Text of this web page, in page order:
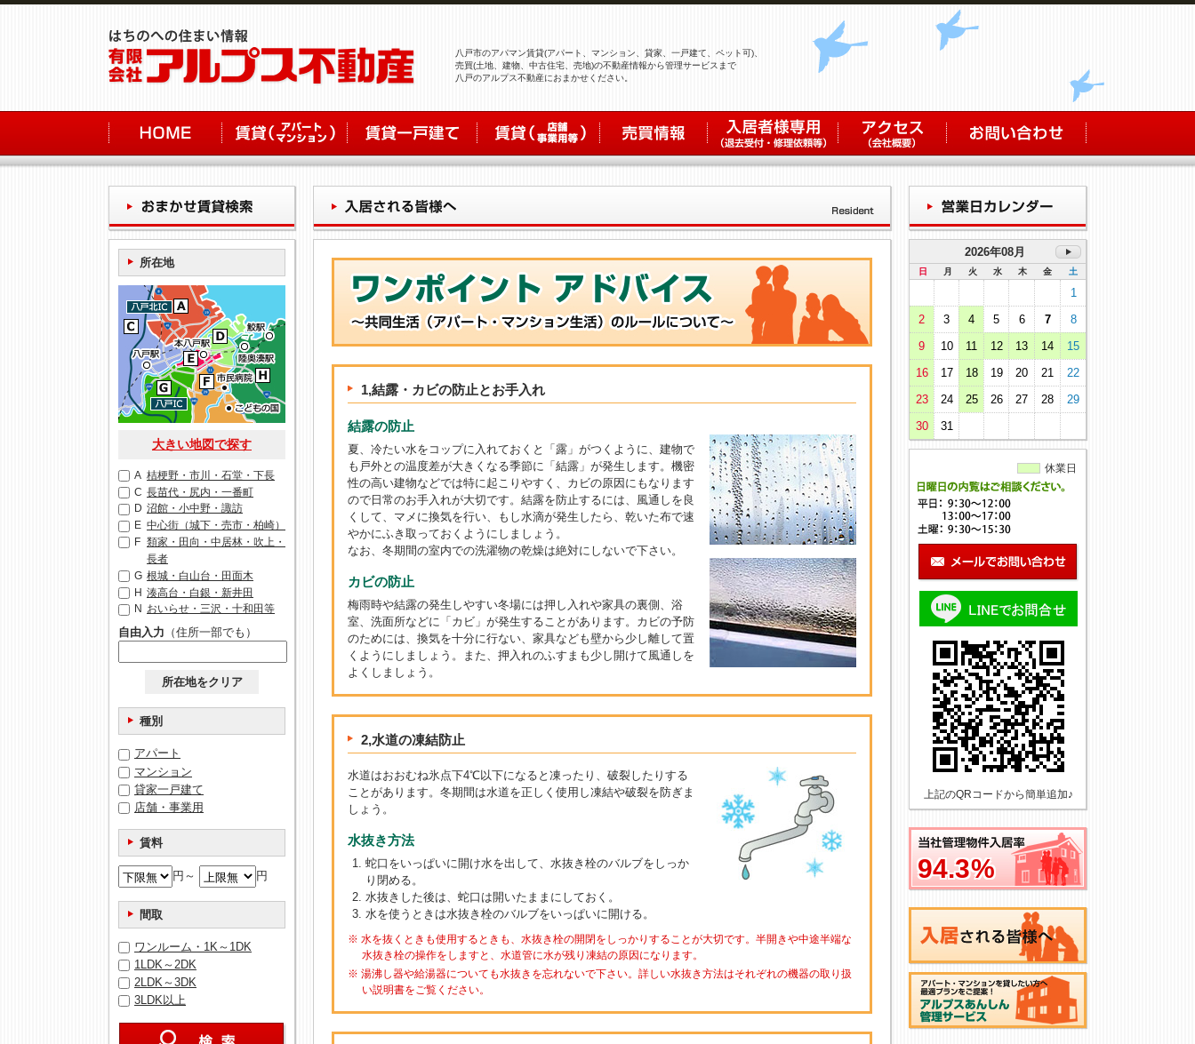
八戸市のアパマン賃貸(アパート、マンション、貸家、一戸建て、ペット可)、
売買(土地、建物、中古住宅、売地)の不動産情報から管理サービスまで
八戸のアルプス不動産におまかせください。
所在地
大きい地図で探す
A 桔梗野・市川・石堂・下長
C 長苗代・尻内・一番町
D 沼館・小中野・諏訪
E 中心街（城下・売市・柏崎）
F 類家・田向・中居林・吹上・
長者
G 根城・白山台・田面木
H 湊高台・白銀・新井田
N おいらせ・三沢・十和田等
自由入力 （住所一部でも）
所在地をクリア
種別
アパート
マンション
貸家一戸建て
店舗・事業用
賃料
円～ 円
間取
ワンルーム・1K～1DK
1LDK～2DK
2LDK～3DK
3LDK以上
1,結露・カビの防止とお手入れ
結露の防止
夏、冷たい水をコップに入れておくと「露」がつくように、建物で
も戸外との温度差が大きくなる季節に「結露」が発生します。機密
性の高い建物などでは特に起こりやすく、カビの原因にもなります
ので日常のお手入れが大切です。結露を防止するには、風通しを良
くして、マメに換気を行い、もし水滴が発生したら、乾いた布で速
やかにふき取っておくようにしましょう。
なお、冬期間の室内での洗濯物の乾燥は絶対にしないで下さい。
カビの防止
梅雨時や結露の発生しやすい冬場には押し入れや家具の裏側、浴
室、洗面所などに「カビ」が発生することがあります。カビの予防
のためには、換気を十分に行ない、家具なども壁から少し離して置
くようにしましょう。また、押入れのふすまも少し開けて風通しを
よくしましょう。
2,水道の凍結防止
水道はおおむね氷点下4℃以下になると凍ったり、破裂したりする
ことがあります。冬期間は水道を正しく使用し凍結や破裂を防ぎま
しょう。
水抜き方法
蛇口をいっぱいに開け水を出して、水抜き栓のバルブをしっか
り閉める。
水抜きした後は、蛇口は開いたままにしておく。
水を使うときは水抜き栓のバルブをいっぱいに開ける。
※ 水を抜くときも使用するときも、水抜き栓の開閉をしっかりすることが大切です。半開きや中途半端な
水抜き栓の操作をしますと、水道管に水が残り凍結の原因になります。
※ 湯沸し器や給湯器についても水抜きを忘れないで下さい。詳しい水抜き方法はそれぞれの機器の取り扱
い説明書をご覧ください。
2026年08月
日 月 火 水 木 金 土
1
2
3 4 5 6 7
8
9
10 11 12 13 14
15
16
17 18 19 20 21
22
23
24 25 26 27 28
29
30
31
休業日
上記のQRコードから簡単追加♪
94.3%
94.3%